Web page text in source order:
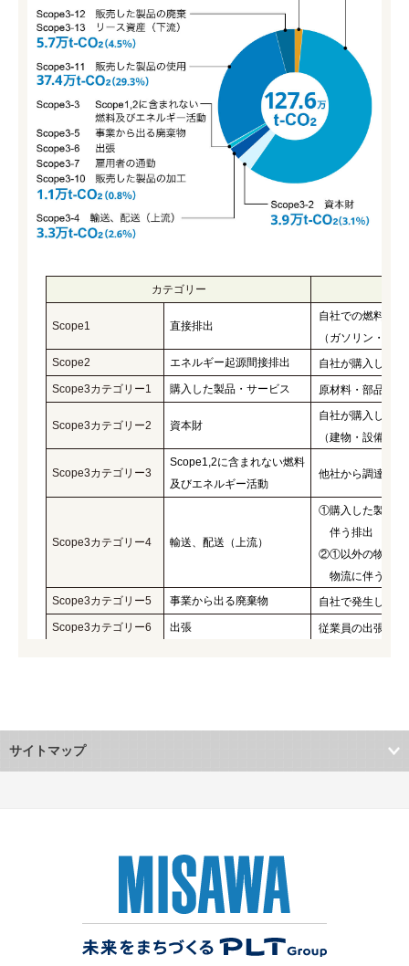
カテゴリー
Scope1 直接排出
自社での燃料の
（ガソリン・軽
Scope2
エネルギー起源間接排出
自社が購入した
Scope3カテゴリー1
購入した製品・サービス 原材料・部品、
Scope3カテゴリー2 資本財
自社が購入した
（建物・設備等
Scope3カテゴリー3
Scope1,2に含まれない燃料
及びエネルギー活動
他社から調達し
Scope3カテゴリー4 輸送、配送（上流）
①購入した製品・
伴う排出
②①以外の物流サ
物流に伴う排出
Scope3カテゴリー5
事業から出る廃棄物
自社で発生した
Scope3カテゴリー6
出張
従業員の出張に伴
Scope3カテゴリー10
販売した製品の加工
事業者による中
Scope3カテゴリー11
Scope3カテゴリー14
フランチャイズ
Scope3カテゴリー15
投資
サイトマップ